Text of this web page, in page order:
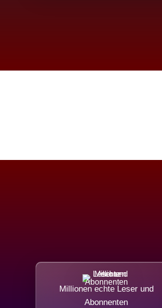
Millionen echte Leser und
Abonnenten